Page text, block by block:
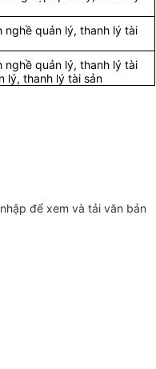
nghề quản lý, thanh lý tài
nghề quản lý, thanh lý tài
lý, thanh lý tài sản
để xem và tải văn bản